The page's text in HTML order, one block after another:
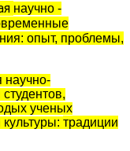
научно -
опыт, проблемы,
научно-
ученых
традиции